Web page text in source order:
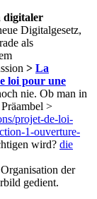
digitaler
Digitalgesetz,
als
> La
loi pour une
nie. Ob man in
>
projet-de-loi-
1-ouverture-
wird? die
der
gedient.